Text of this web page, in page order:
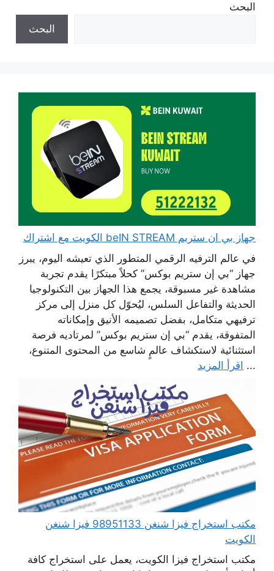
البحث
البحث
جهاز بي ان ستريم beIN STREAM الكويت مع اشتراك
في عالم الترفيه الرقمي المتطور الذي تعيشه اليوم، يبرز
جهاز “بي إن ستريم بوكس” كحلاً مبتكرًا يقدم تجربة
مشاهدة غير مسبوقة، يجمع هذا الجهاز بين التكنولوجيا
الحديثة والتفاعل السلس، ليُحوّل كل منزل إلى مركز
ترفيهي متكامل، بفضل تصميمه الأنيق وإمكاناته
المتفوقة، يقدم “بي إن ستريم بوكس” لمرتاديه فرصة
استثنائية لاستكشاف عالمٍ شاسع من المحتوى المتنوع،
... اقرأ المزيد
مكتب استخراج فيزا شنغن 98951133 فيزا شنغن
الكويت
مكتب استخراج فيزا الكويت، يعمل على استخراج كافة